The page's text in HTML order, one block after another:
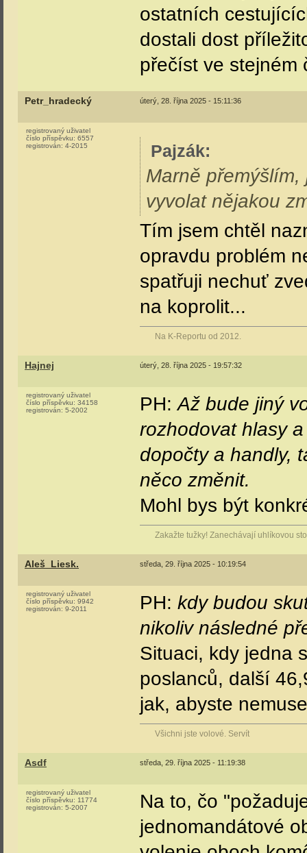
ostatních
dostali dost
přečíst ve stejném
Petr_hradecký úterý, 28. října 2025 - 15:11:36
registrovaný uživatel
číslo příspěvku: 6557
registrován: 4-2015 Pajzák:
Marně
vyvolat nějakou
Tím jsem chtěl
opravdu problém
spatřuji nechuť
na koprolit...
Na K-Reportu od 2012.
Hajnej úterý, 28. října 2025 - 19:57:32
registrovaný uživatel
číslo příspěvku: 34158
registrován: 5-2002 PH:Až bude jiný
rozhodovat hlasy
dopočty a handly,
něco změnit.
Mohl bys být
Zakažte tužky! Zanechávají uhlíkovou
Aleš_Liesk. středa, 29. října 2025 - 10:19:54
registrovaný uživatel
číslo příspěvku: 9942
registrován: 9-2011 PH: kdy budou
nikoliv následné
Situaci, kdy jedna
poslanců, další
jak, abyste
Všichni jste volové. Servít
Asdf středa, 29. října 2025 - 11:19:38
registrovaný uživatel
číslo příspěvku: 11774
registrován: 5-2007
Na to, čo
jednomandátové